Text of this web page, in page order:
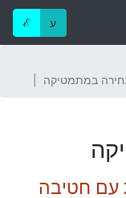
ℰ ע
במתמטיקה
חטיבה